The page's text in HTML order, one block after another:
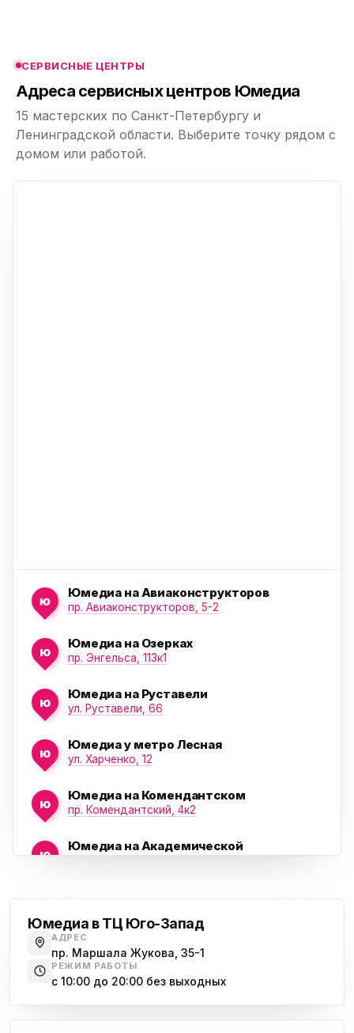
СЕРВИСНЫЕ ЦЕНТРЫ
Адреса сервисных центров Юмедиа
15 мастерских по Санкт-Петербургу и
Ленинградской области. Выберите точку рядом с
домом или работой.
ю
Юмедиа на Авиаконструкторов
пр. Авиаконструкторов, 5-2
ю
Юмедиа на Озерках
пр. Энгельса, 113к1
ю
Юмедиа на Руставели
ул. Руставели, 66
ю
Юмедиа у метро Лесная
ул. Харченко, 12
ю
Юмедиа на Комендантском
пр. Комендантский, 4к2
ю
Юмедиа на Академической
Юмедиа на Наставников
пр. Наставников 35
ю
Юмедиа в ТЦ Юго-Запад
АДРЕС
пр. Маршала Жукова, 35-1
РЕЖИМ РАБОТЫ
с 10:00 до 20:00 без выходных